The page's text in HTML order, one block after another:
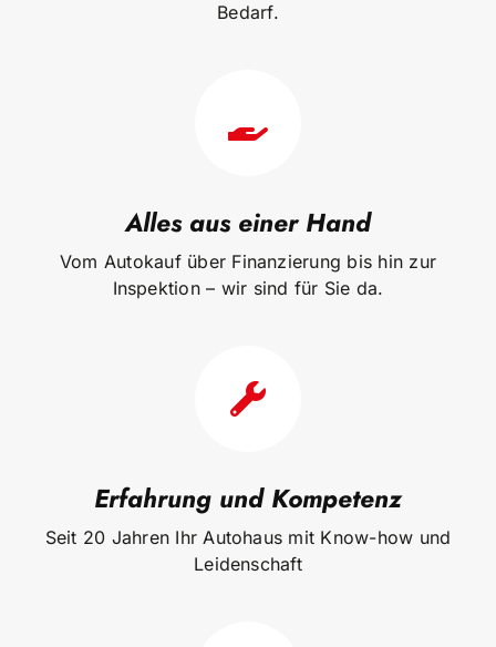
Bedarf.
Alles aus einer Hand
Vom Autokauf über Finanzierung bis hin zur
Inspektion – wir sind für Sie da.
Erfahrung und Kompetenz
Seit 20 Jahren Ihr Autohaus mit Know-how und
Leidenschaft